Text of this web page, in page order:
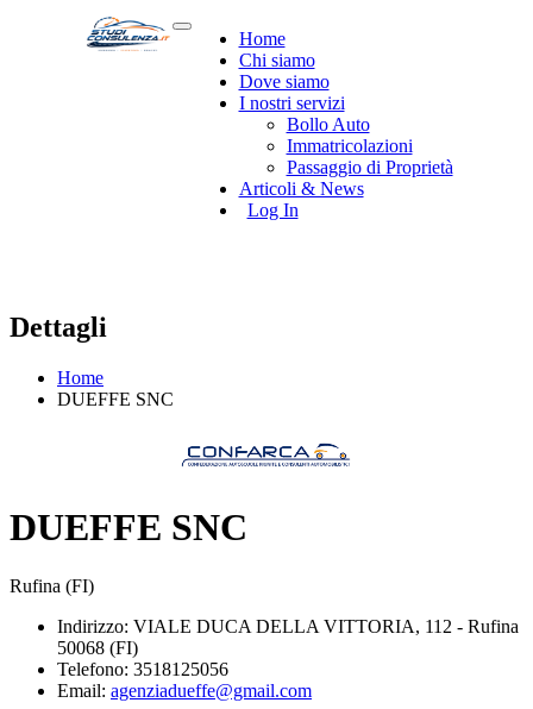
Home
Chi siamo
Dove siamo
I nostri servizi
Bollo Auto
Immatricolazioni
Passaggio di Proprietà
Articoli & News
Log In
Dettagli
Home
DUEFFE SNC
DUEFFE SNC
Rufina (FI)
Indirizzo: VIALE DUCA DELLA VITTORIA, 112 - Rufina
50068 (FI)
Telefono: 3518125056
Email: agenziadueffe@gmail.com